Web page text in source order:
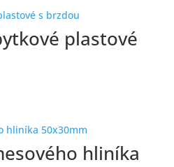
plastové
hliníka